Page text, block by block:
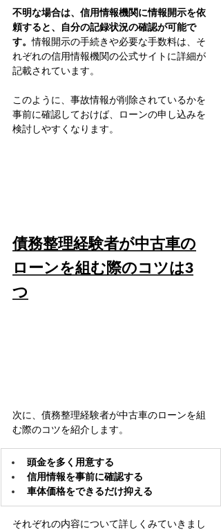
不明な場合は、信用情報機関に情報開示を依
頼すると、自分の記録状況の確認が可能で
す。情報開示の手続きや必要な手数料は、そ
れぞれの信用情報機関の公式サイトに詳細が
記載されています。
このように、事故情報が削除されているかを
事前に確認しておけば、ローンの申し込みを
検討しやすくなります。
債務整理経験者が中古車の
ローンを組む際のコツは3
つ
次に、債務整理経験者が中古車のローンを組
む際のコツを紹介します。
頭金を多く用意する
信用情報を事前に確認する
車体価格をできるだけ抑える
それぞれの内容について詳しくみていきまし